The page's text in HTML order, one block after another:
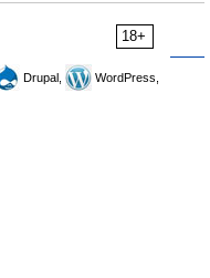
18+
Drupal,
WordPress,